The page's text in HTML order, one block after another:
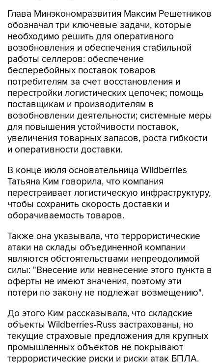
Глава Минэкономразвития Максим Решетников
обозначал три ключевые задачи, которые
необходимо решить для оперативного
возобновления и обеспечения стабильной
работы селлеров: обеспечение
бесперебойных поставок товаров
потребителям за счет восстановления и
перестройки логистических цепочек; помощь
поставщикам и производителям в
возобновлении деятельности; системные меры
для повышения устойчивости поставок,
увеличения товарных запасов, роста гибкости
и оперативности доставки.
В конце июля основательница Wildberries
Татьяна Ким говорила, что компания
перестраивает логистическую инфраструктуру,
чтобы сохранить скорость доставки и
оборачиваемость товаров.
Также она указывала, что террористические
атаки на склады объединенной компании
являются обстоятельствами непреодолимой
силы: "Внесение или невнесение этого пункта в
оферты не имеют значения, поэтому эти
потери по закону не подлежат возмещению".
До этого Ким рассказывала, что складские
объекты Wildberries-Russ застрахованы, но
текущие страховые предложения для крупных
промышленных объектов не покрывают
террористические риски и риски атак БПЛА.